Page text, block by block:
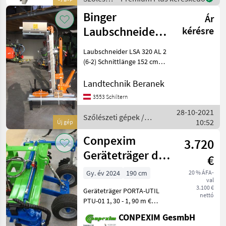
gépek /
Sonstige
Új gép
Binger
Laubschneider
LSA 320 AL 2
Ár
kérésre
Laubschneider LSA 320 AL 2
(6-2) Schnittlänge 152 cm
Edelstahlmessern
Schneidbalken 90° manuell
Anfahrsicherung waagere
Landtechnik Beranek
3553 Schiltern
Szőlészeti gépek /
Binger
28-10-2021
10:52
Conpexim
Geräteträger div
Breiten
3.720
€
20 % ÁFA-
val
3.100 €
nettó
Gy. év 2024
190 cm
Geräteträger PORTA-UTIL
PTU-01 1, 30 - 1, 90 m €
€ 4.080 PTU-03 2, 20 - 3, 20CONPEXIM GesmbH